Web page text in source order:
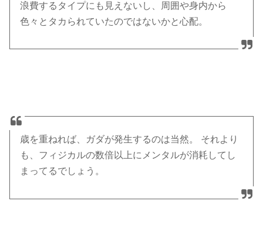
浪費するタイプにも見えないし、周囲や身内から
色々とタカられていたのではないかと心配。
歳を重ねれば、ガダが発生するのは当然。 それより
も、フィジカルの数倍以上にメンタルが消耗してし
まってるでしょう。